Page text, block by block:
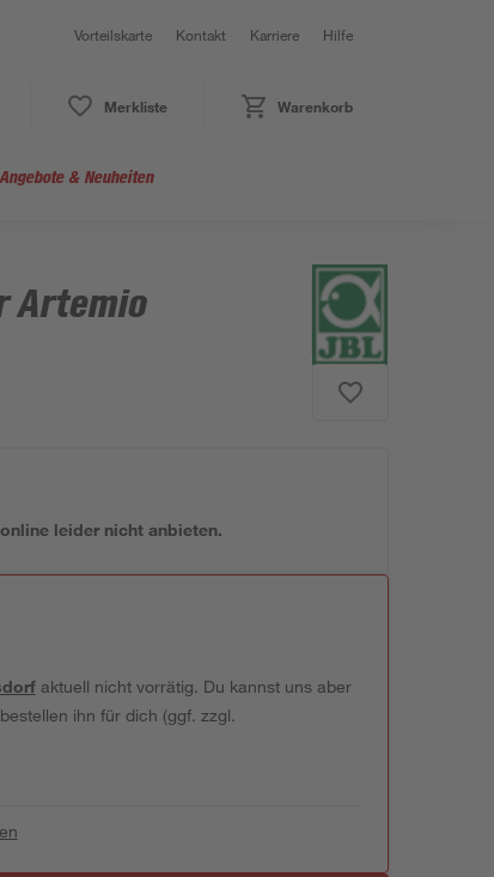
Vorteilskarte Kontakt Karriere Hilfe
Merkliste Warenkorb
Angebote & Neuheiten
Artemio
leider nicht anbieten.
aktuell nicht vorrätig. Du kannst uns aber
ihn für dich (ggf. zzgl.